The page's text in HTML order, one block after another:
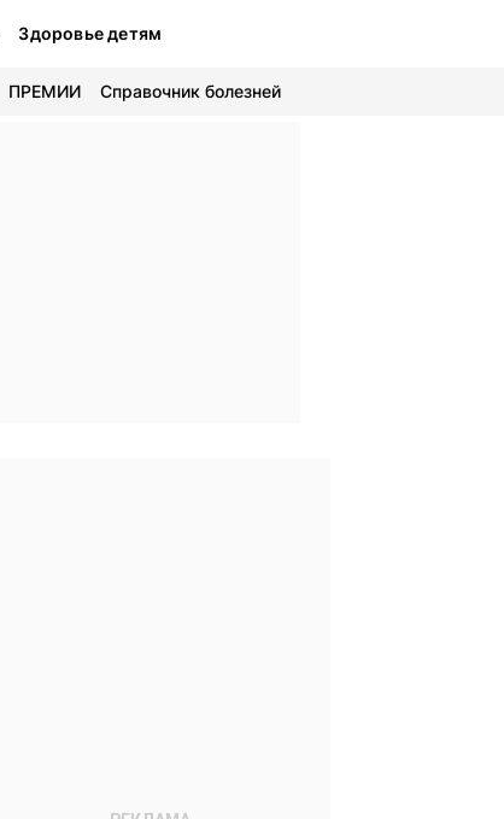
Здоровье детям
ПРЕМИИ Справочник болезней